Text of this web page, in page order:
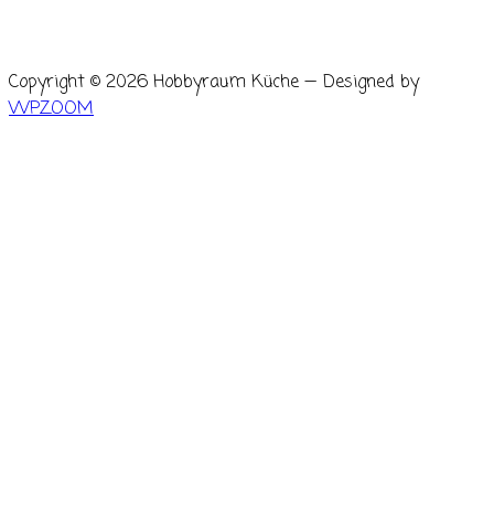
Copyright © 2026 Hobbyraum Küche — Designed by
WPZOOM